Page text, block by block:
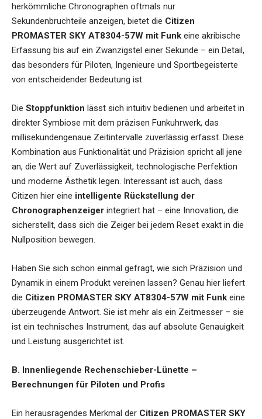
herkömmliche Chronographen oftmals nur
Sekundenbruchteile anzeigen, bietet die Citizen
PROMASTER SKY AT8304-57W mit Funk eine akribische
Erfassung bis auf ein Zwanzigstel einer Sekunde – ein Detail,
das besonders für Piloten, Ingenieure und Sportbegeisterte
von entscheidender Bedeutung ist.
Die Stoppfunktion lässt sich intuitiv bedienen und arbeitet in
direkter Symbiose mit dem präzisen Funkuhrwerk, das
millisekundengenaue Zeitintervalle zuverlässig erfasst. Diese
Kombination aus Funktionalität und Präzision spricht all jene
an, die Wert auf Zuverlässigkeit, technologische Perfektion
und moderne Ästhetik legen. Interessant ist auch, dass
Citizen hier eine intelligente Rückstellung der
Chronographenzeiger integriert hat – eine Innovation, die
sicherstellt, dass sich die Zeiger bei jedem Reset exakt in die
Nullposition bewegen.
Haben Sie sich schon einmal gefragt, wie sich Präzision und
Dynamik in einem Produkt vereinen lassen? Genau hier liefert
die Citizen PROMASTER SKY AT8304-57W mit Funk eine
überzeugende Antwort. Sie ist mehr als ein Zeitmesser – sie
ist ein technisches Instrument, das auf absolute Genauigkeit
und Leistung ausgerichtet ist.
B. Innenliegende Rechenschieber-Lünette –
Berechnungen für Piloten und Profis
Ein herausragendes Merkmal der Citizen PROMASTER SKY